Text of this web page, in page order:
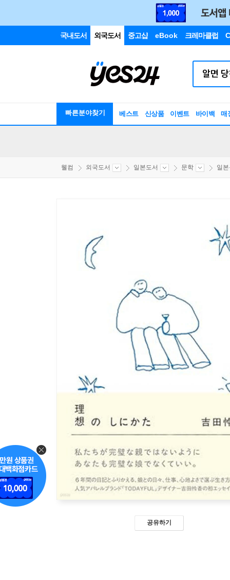
국내도서 외국도서 중고샵 eBook 크레마클럽
빠른분야찾기 베스트 신상품 이벤트 바이백 매
웰컴 외국도서 일본도서 문학 일
공유하기